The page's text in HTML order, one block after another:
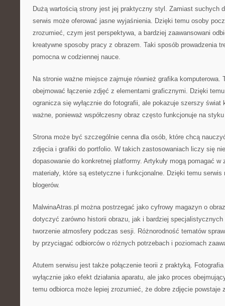
Dużą wartością strony jest jej praktyczny styl. Zamiast suchych
serwis może oferować jasne wyjaśnienia. Dzięki temu osoby
zrozumieć, czym jest perspektywa, a bardziej zaawansowani
kreatywne sposoby pracy z obrazem. Taki sposób prowadzenia
pomocna w codziennej nauce.
Na stronie ważne miejsce zajmuje również grafika komputerowa.
obejmować łączenie zdjęć z elementami graficznymi. Dzięki
ogranicza się wyłącznie do fotografii, ale pokazuje szerszy świat
ważne, ponieważ współczesny obraz często funkcjonuje na
Strona może być szczególnie cenna dla osób, które chcą
zdjęcia i grafiki do portfolio. W takich zastosowaniach liczy się
dopasowanie do konkretnej platformy. Artykuły mogą pomagać
materiały, które są estetyczne i funkcjonalne. Dzięki temu serwis
blogerów.
MalwinaAtras.pl można postrzegać jako cyfrowy magazyn o
dotyczyć zarówno historii obrazu, jak i bardziej
tworzenie atmosfery podczas sesji. Różnorodność tematów
by przyciągać odbiorców o różnych potrzebach i poziomach
Atutem serwisu jest także połączenie teorii z praktyką.
wyłącznie jako efekt działania aparatu, ale jako proces
temu odbiorca może lepiej zrozumieć, że dobre zdjęcie powstaje